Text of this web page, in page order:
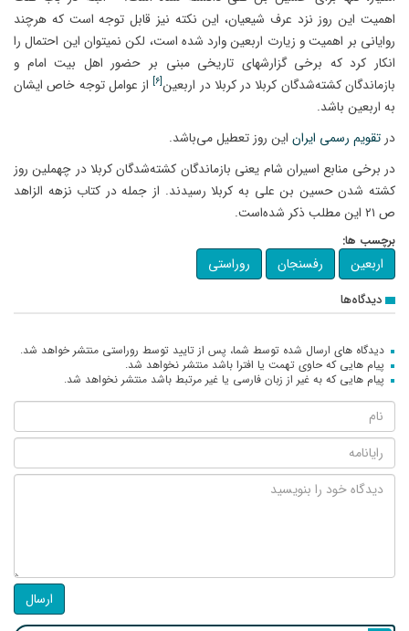
اهمیت این روز نزد عرف شیعیان، این نکته نیز قابل توجه است که هرچند
روایانی بر اهمیت و زیارت اربعین وارد شده است، لکن نمی‏توان این احتمال را
انکار کرد که برخی گزارش‏های تاریخی مبنی بر حضور اهل بیت امام و
بازماندگان کشته‌شدگان کربلا در کربلا در اربعین[۶]
از عوامل توجه خاص ایشان
به اربعین باشد.
در تقویم رسمی ایران این روز تعطیل می‌باشد.
در برخی منابع اسیران شام یعنی بازماندگان کشته‌شدگان کربلا در چهملین روز
کشته شدن حسین بن علی به کربلا رسیدند. از جمله در کتاب نزهه الزاهد
ص ۲۱ این مطلب ذکر شده‌است.
برچسب ها:
اربعین رفسنجان روراستی
دیدگاه‌ها
دیدگاه های ارسال شده توسط شما، پس از تایید توسط روراستی منتشر خواهد شد.
پیام هایی که حاوی تهمت یا افترا باشد منتشر نخواهد شد.
پیام هایی که به غیر از زبان فارسی یا غیر مرتبط باشد منتشر نخواهد شد.
ارسال